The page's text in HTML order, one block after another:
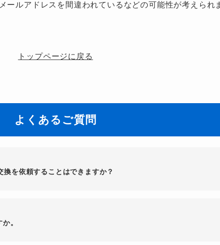
ールアドレスを間違われているなどの可能性が考えられ
トップページに戻る
よくあるご質問
を依頼することはできますか？
。